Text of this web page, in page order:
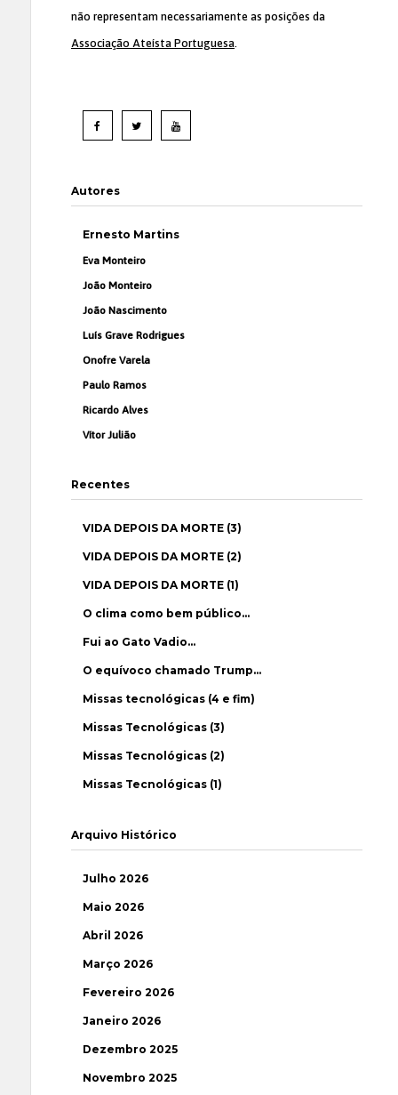
não representam necessariamente as posições da
Associação Ateísta Portuguesa.
Autores
Ernesto Martins
Eva Monteiro
João Monteiro
João Nascimento
Luís Grave Rodrigues
Onofre Varela
Paulo Ramos
Ricardo Alves
Vítor Julião
Recentes
VIDA DEPOIS DA MORTE (3)
VIDA DEPOIS DA MORTE (2)
VIDA DEPOIS DA MORTE (1)
O clima como bem público…
Fui ao Gato Vadio…
O equívoco chamado Trump…
Missas tecnológicas (4 e fim)
Missas Tecnológicas (3)
Missas Tecnológicas (2)
Missas Tecnológicas (1)
Arquivo Histórico
Julho 2026
Maio 2026
Abril 2026
Março 2026
Fevereiro 2026
Janeiro 2026
Dezembro 2025
Novembro 2025